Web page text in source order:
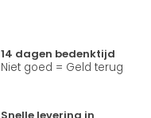
14 dagen bedenktijd
Niet goed = Geld terug